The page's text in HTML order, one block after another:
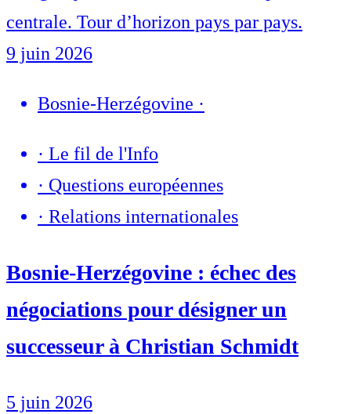
centrale. Tour d’horizon pays par pays.
9 juin 2026
Bosnie-Herzégovine ·
· Le fil de l'Info
· Questions européennes
· Relations internationales
Bosnie-Herzégovine : échec des
négociations pour désigner un
successeur à Christian Schmidt
5 juin 2026